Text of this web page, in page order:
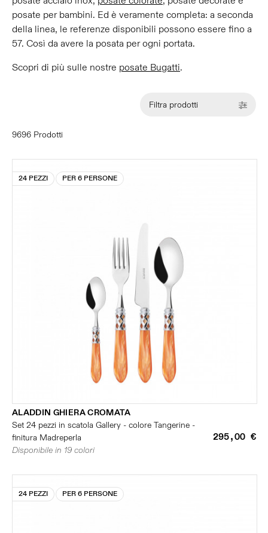
posate per bambini. Ed è veramente completa: a seconda
della linea, le referenze disponibili possono essere fino a
57. Così da avere la posata per ogni portata.
Scopri di più sulle nostre posate Bugatti.
Filtra prodotti
9696 Prodotti
24 PEZZI PER 6 PERSONE
ALADDIN GHIERA CROMATA
Set 24 pezzi in scatola Gallery - colore Tangerine -
finitura Madreperla
295,00 €
Disponibile in 19 colori
24 PEZZI PER 6 PERSONE